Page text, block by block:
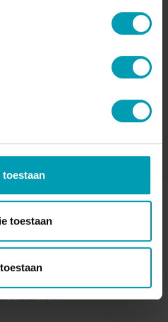
toestaan
toestaan
OPVRAGEN
MET EEN BION-TEAMLID
EERST!